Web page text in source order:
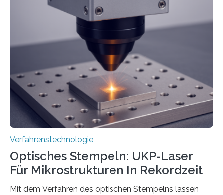
Verfahrenstechnologie
Optisches Stempeln: UKP-Laser
Für Mikrostrukturen In Rekordzeit
Mit dem Verfahren des optischen Stempelns lassen